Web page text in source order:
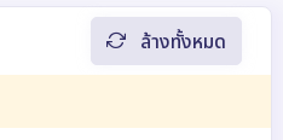
ล้างทั้งหมด